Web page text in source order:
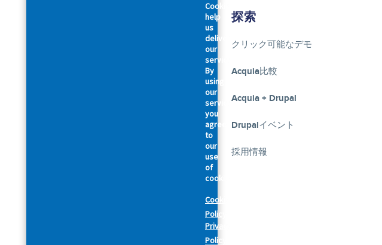
Cookies
help
us
deliver
our
services.
By
using
our
services,
you
agree
to
our
use
of
cookies.
Cookie
Policy
Privacy
Policy
探索
クリック可能なデモ
Acquia比較
Acquia + Drupal
Drupalイベント
採用情報